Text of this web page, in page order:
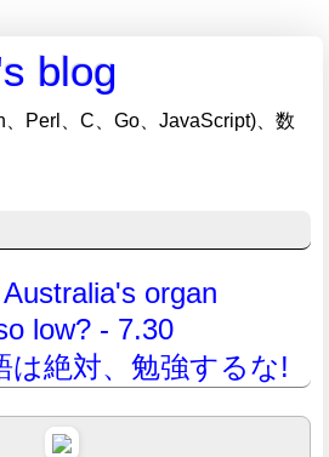
blog
Perl、C、Go、JavaScript)、数
organ
low? - 7.30
は絶対、勉強するな!